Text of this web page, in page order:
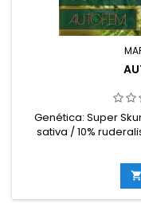
Genética: Super
sativa / 10%
desde germinación a
interior: 400-450
g/plantaAltura:
exteriorAromas y
